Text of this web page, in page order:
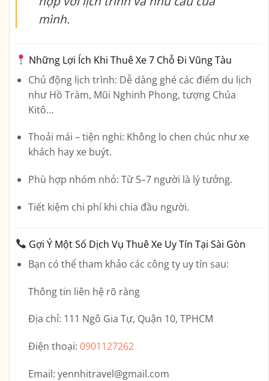
mình.
Những Lợi Ích Khi Thuê Xe 7 Chỗ Đi Vũng Tàu
Chủ động lịch trình: Dễ dàng ghé các điểm du lịch
như Hồ Tràm, Mũi Nghinh Phong, tượng Chúa
Kitô…
Thoải mái – tiện nghi: Không lo chen chúc như xe
khách hay xe buýt.
Phù hợp nhóm nhỏ: Từ 5–7 người là lý tưởng.
Tiết kiệm chi phí khi chia đầu người.
Gợi Ý Một Số Dịch Vụ Thuê Xe Uy Tín Tại Sài Gòn
Bạn có thể tham khảo các công ty uy tín sau:
Thông tin liên hệ rõ ràng
Địa chỉ: 111 Ngô Gia Tự, Quận 10, TPHCM
Điện thoại: 0901127262
Email: yennhitravel@gmail.com